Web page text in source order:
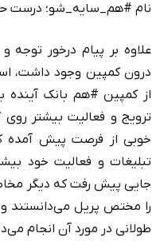
نام #هم_سایه_شو؛ درست
علاوه بر پیام درخور توجه
درون کمپین وجود داشت،
از کمپین #هم بانک آینده
ترویج و فعالیت بیشتر
خوبی از فرصت پیش آمده
تبلیغات و فعالیت خود
جایی پیش رفت که دیگر
را مختص پریل می‌دانستند و
طولانی در مورد آن انجام